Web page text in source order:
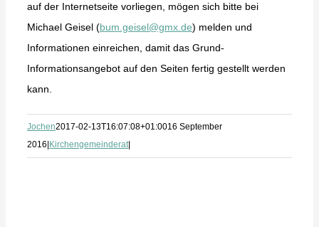
auf der Internetseite vorliegen, mögen sich bitte bei
Michael Geisel (bum.geisel@gmx.de) melden und
Informationen einreichen, damit das Grund-
Informationsangebot auf den Seiten fertig gestellt werden
kann.
Jochen2017-02-13T16:07:08+01:0016 September
2016 Kirchengemeinderat|